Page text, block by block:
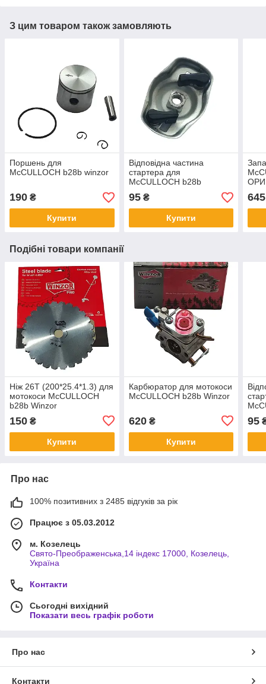
З цим товаром також замовляють
Поршень для
McCULLOCH b28b winzor
190 ₴
Купити
Відповідна частина
стартера для
McCULLOCH b28b
95₴
Купити
645
Подібні товари компанії
Ніж 26T (200*25.4*1.3) для
мотокоси McCULLOCH
b28b Winzor
150 ₴
Купити
Карбюратор для мотокоси
McCULLOCH b28b Winzor
620₴
Купити
95
Про нас
100% позитивних з 2485 відгуків за рік
Працює з 05.03.2012
м. Козелець
Свято-Преображенська,14 індекс 17000, Козелець,
Україна
Контакти
Сьогодні вихідний
Показати весь графік роботи
Про нас
Контакти